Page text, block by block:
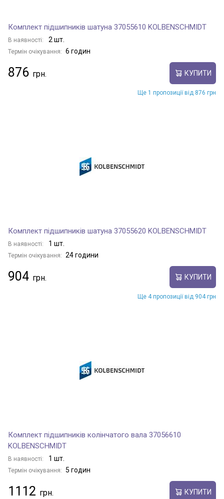
Комплект підшипників шатуна 37055610 KOLBENSCHMIDT
В наявності: 2 шт.
Термін очікування: 6 годин
876 КУПИТИ
Ще 1 пропозиції від 876 грн
Комплект підшипників шатуна 37055620 KOLBENSCHMIDT
В наявності: 1 шт.
Термін очікування: 24 години
904 КУПИТИ
Ще 4 пропозиції від 904 грн
Комплект підшипників колінчатого вала 37056610
KOLBENSCHMIDT
В наявності: 1 шт.
Термін очікування: 5 годин
1112 КУПИТИ